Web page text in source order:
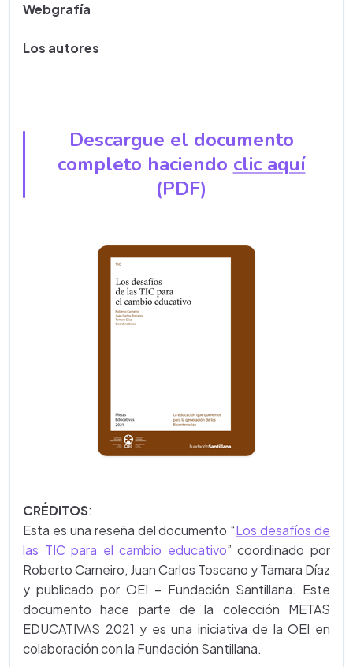
Webgrafía
Los autores
Descargue el documento
completo haciendo clic aquí
(PDF)
CRÉDITOS:
Esta es una reseña del documento “Los desafíos de
las TIC para el cambio educativo” coordinado por
Roberto Carneiro, Juan Carlos Toscano y Tamara Díaz
y publicado por OEI – Fundación Santillana. Este
documento hace parte de la colección METAS
EDUCATIVAS 2021 y es una iniciativa de la OEI en
colaboración con la Fundación Santillana.